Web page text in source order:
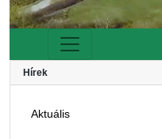
Hírek
Aktuális